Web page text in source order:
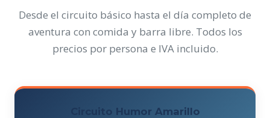
Desde el circuito básico hasta el día completo de
aventura con comida y barra libre. Todos los
precios por persona e IVA incluido.
Circuito Humor Amarillo